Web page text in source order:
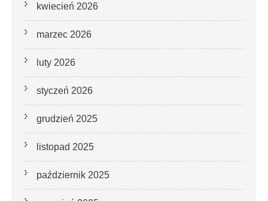
kwiecień 2026
marzec 2026
luty 2026
styczeń 2026
grudzień 2025
listopad 2025
październik 2025